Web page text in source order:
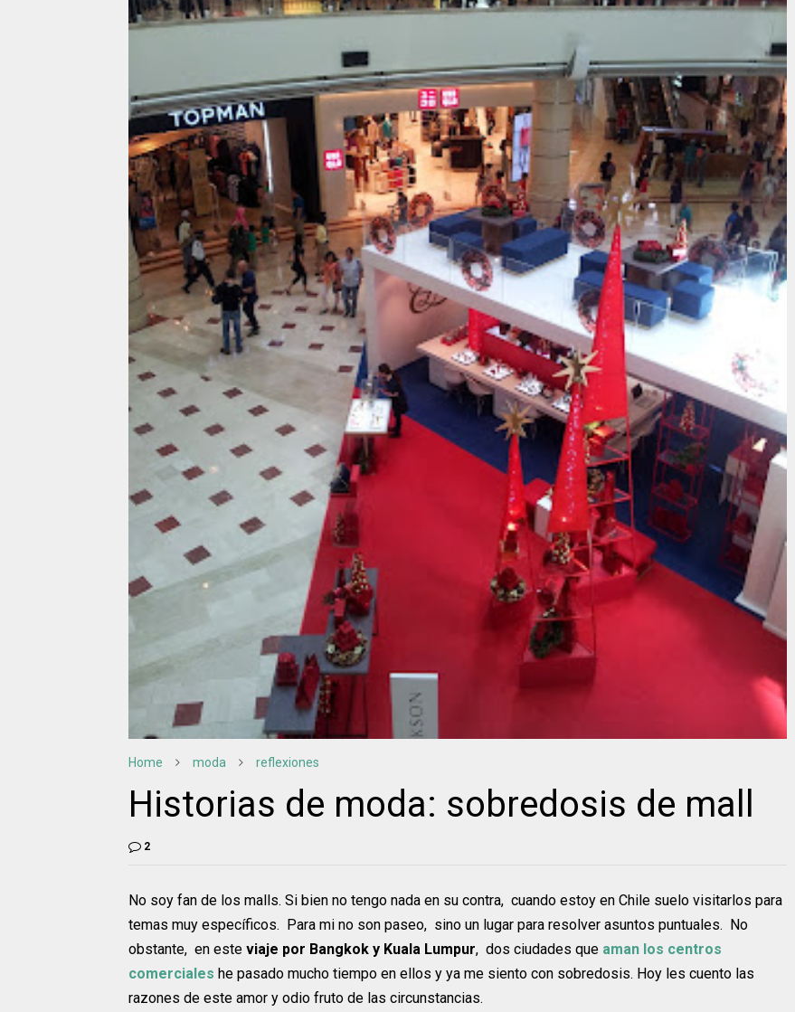
Home moda reflexiones
Historias de moda: sobredosis de mall
2
No soy fan de los malls. Si bien no tengo nada en su contra, cuando estoy en Chile suelo visitarlos para
temas muy específicos. Para mi no son paseo, sino un lugar para resolver asuntos puntuales. No
obstante, en este viaje por Bangkok y Kuala Lumpur, dos ciudades que aman los centros
comerciales he pasado mucho tiempo en ellos y ya me siento con sobredosis. Hoy les cuento las
razones de este amor y odio fruto de las circunstancias.